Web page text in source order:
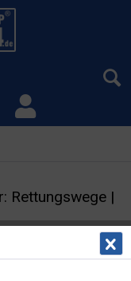
Rettungswege |